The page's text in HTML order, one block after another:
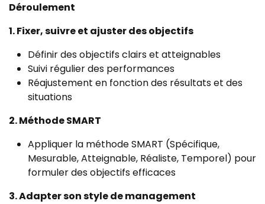
Déroulement
1. Fixer, suivre et ajuster des objectifs
Définir des objectifs clairs et atteignables
Suivi régulier des performances
Réajustement en fonction des résultats et des
situations
2. Méthode SMART
Appliquer la méthode SMART (Spécifique,
Mesurable, Atteignable, Réaliste, Temporel) pour
formuler des objectifs efficaces
3. Adapter son style de management